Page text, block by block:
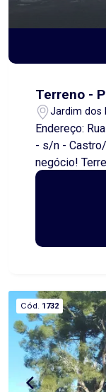
Terreno -
Jardim dos
Endereço:
- s/n - Castro/PR. Ótima
negócio!
para locação
valorizadas
para uso
como
trucks, lava-
pedestres.
mercados,
principais vias da
infraestrutura
energia
Localização
Cód. 1732